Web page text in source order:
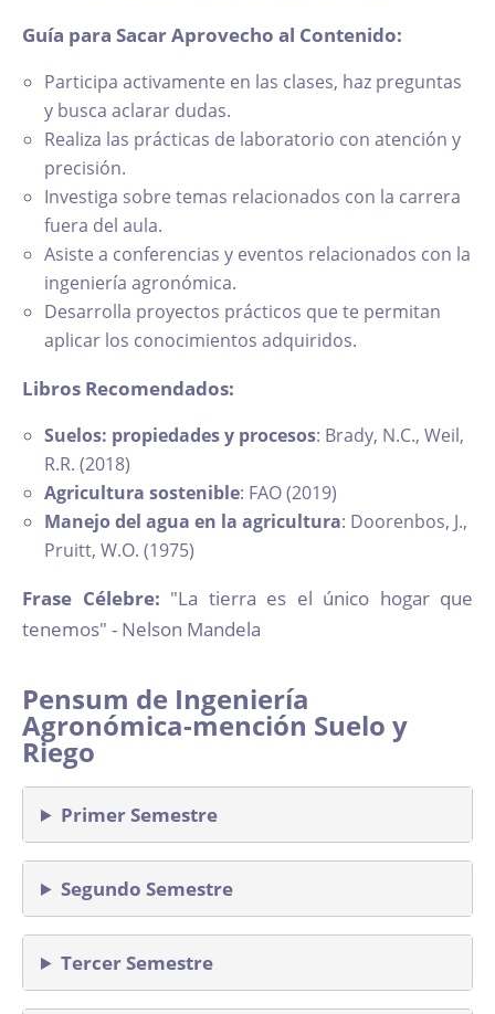
Guía para Sacar Aprovecho al Contenido:
Participa activamente en las clases, haz preguntas
y busca aclarar dudas.
Realiza las prácticas de laboratorio con atención y
precisión.
Investiga sobre temas relacionados con la carrera
fuera del aula.
Asiste a conferencias y eventos relacionados con la
ingeniería agronómica.
Desarrolla proyectos prácticos que te permitan
aplicar los conocimientos adquiridos.
Libros Recomendados:
Suelos: propiedades y procesos: Brady, N.C., Weil,
R.R. (2018)
Agricultura sostenible: FAO (2019)
Manejo del agua en la agricultura: Doorenbos, J.,
Pruitt, W.O. (1975)
Frase Célebre: "La tierra es el único hogar que
tenemos" - Nelson Mandela
Pensum de Ingeniería
Agronómica-mención Suelo y
Riego
Primer Semestre
Segundo Semestre
Tercer Semestre